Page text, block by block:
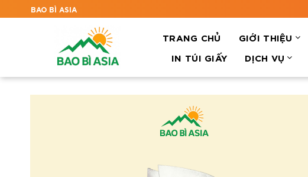
BAO BÌ ASIA
TRANG CHỦ GIỚI THIỆU
IN TÚI GIẤY
DỊCH VỤ